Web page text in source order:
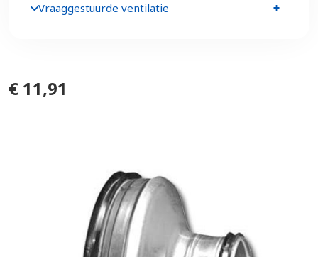
€ 11,91
Vraaggestuurde ventilatie